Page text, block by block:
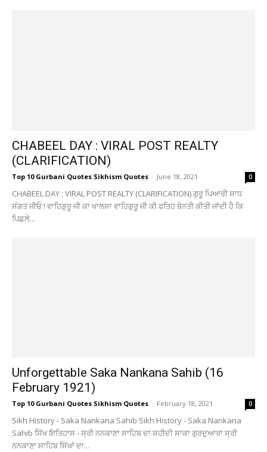
CHABEEL DAY : VIRAL POST REALTY
(CLARIFICATION)
Top 10 Gurbani Quotes Sikhism Quotes - June 18, 2021 0
CHABEEL DAY : VIRAL POST REALTY (CLARIFICATION) ਗੁਰੂ ਪਿਆਰੀ ਸਾਧ
ਸੰਗਤ ਜੀਓ ! ਵਾਹਿਗੁਰੂ ਜੀ ਕਾ ਖਾਲਸਾ ਵਾਹਿਗੁਰੂ ਜੀ ਕੀ ਫਤਿਹ ਬੇਨਤੀ ਕੀਤੀ ਜਾਂਦੀ ਹੈ ਕਿ
ਪਿਛਲੇ...
Unforgettable Saka Nankana Sahib (16
February 1921)
Top 10 Gurbani Quotes Sikhism Quotes - February 18, 2021 0
Sikh History - Saka Nankana Sahib Sikh History - Saka Nankana
Sahib ਸਿੱਖ ਇਤਿਹਾਸ - ਸ੍ਰੀ ਨਨਕਾਣਾ ਸਾਹਿਬ ਦਾ ਸ਼ਹੀਦੀ ਸਾਕਾ ਗੁਰਦੁਆਰਾ ਸ੍ਰੀ
ਨਨਕਾਣਾ ਸਾਹਿਬ ਸਿੱਖਾਂ ਦਾ...